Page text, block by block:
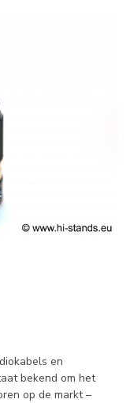
en
bekend om het
op de markt –